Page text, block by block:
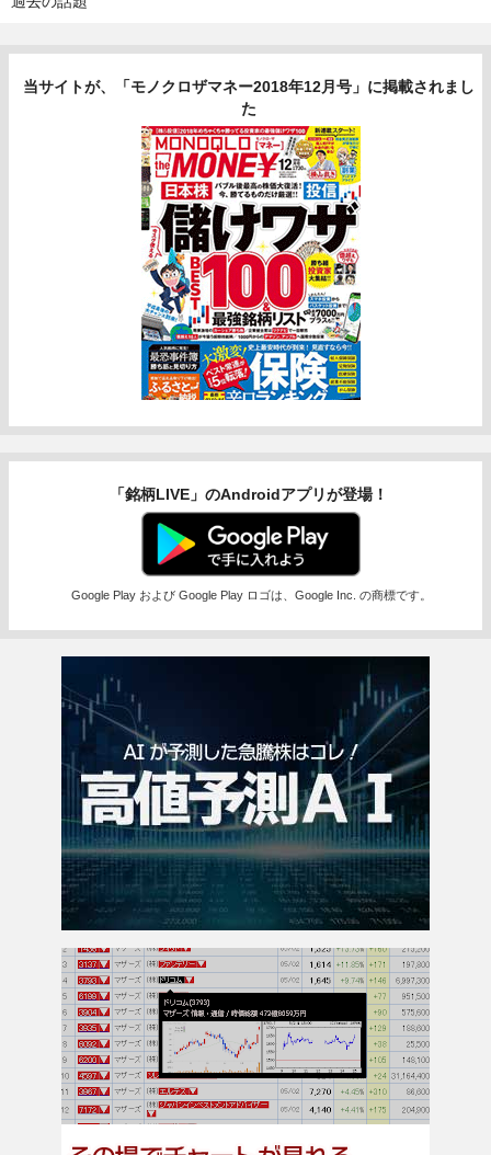
当サイトが、「モノクロザマネー2018年12月号」に掲載されまし
た
「銘柄LIVE」のAndroidアプリが登場！
Google Play および Google Play ロゴは、Google Inc. の商標です。